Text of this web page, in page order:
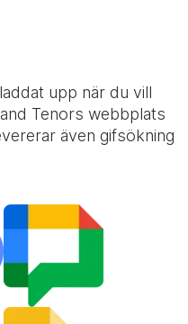
upp när du vill
Tenors webbplats
även gifsökning